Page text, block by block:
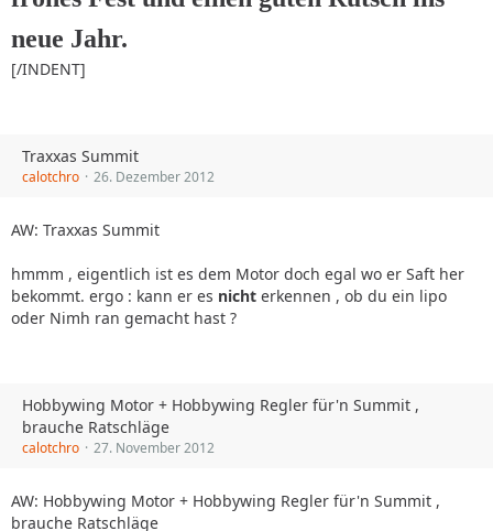
neue Jahr.
[/INDENT]
Traxxas Summit
calotchro 26. Dezember 2012
AW: Traxxas Summit
hmmm , eigentlich ist es dem Motor doch egal wo er Saft her
bekommt. ergo : kann er es nicht erkennen , ob du ein lipo
oder Nimh ran gemacht hast ?
Hobbywing Motor + Hobbywing Regler für'n Summit ,
brauche Ratschläge
calotchro 27. November 2012
AW: Hobbywing Motor + Hobbywing Regler für'n Summit ,
brauche Ratschläge